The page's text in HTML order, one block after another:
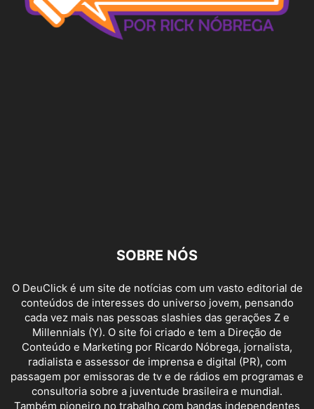
SOBRE NÓS
O DeuClick é um site de notícias com um vasto editorial de
conteúdos de interesses do universo jovem, pensando
cada vez mais nas pessoas slashies das gerações Z e
Millennials (Y). O site foi criado e tem a Direção de
Conteúdo e Marketing por Ricardo Nóbrega, jornalista,
radialista e assessor de imprensa e digital (PR), com
passagem por emissoras de tv e de rádios em programas e
consultoria sobre a juventude brasileira e mundial.
Também pioneiro no trabalho com bandas independentes